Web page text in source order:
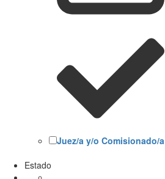
Juez/a y/o Comisionado/a
Estado